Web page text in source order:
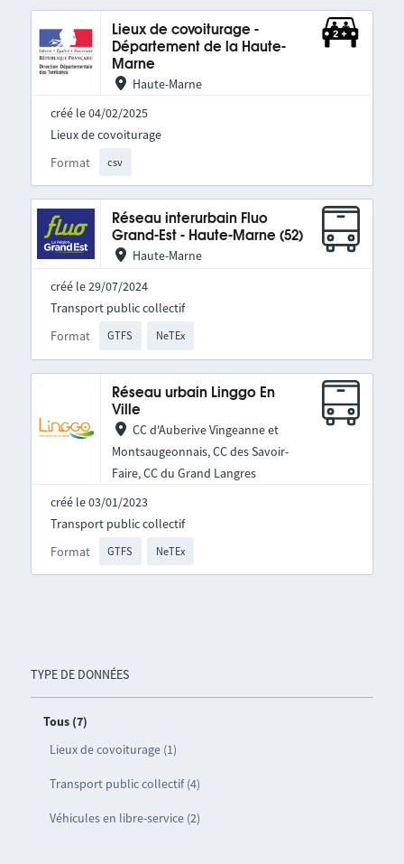
TYPE DE DONNÉES
Tous (7)
Lieux de covoiturage (1)
Transport public collectif (4)
Véhicules en libre-service (2)
Lieux de covoiturage -
Département de la Haute-
Marne
Haute-Marne
créé le 04/02/2025
Format csv
Lieux de covoiturage
Réseau interurbain Fluo
Grand-Est - Haute-Marne (52)
Haute-Marne
créé le 29/07/2024
Format GTFS NeTEx
Transport public collectif
Réseau urbain Linggo En
Ville
CC d'Auberive Vingeanne et
Montsaugeonnais, CC des Savoir-
Faire, CC du Grand Langres
créé le 03/01/2023
Format GTFS NeTEx
Transport public collectif